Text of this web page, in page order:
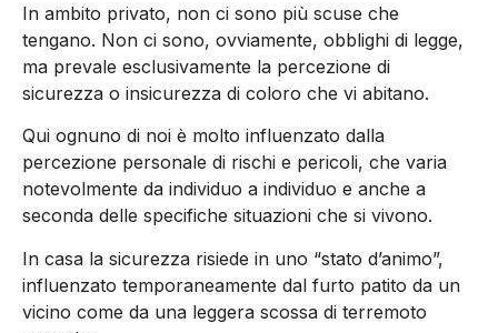
In ambito privato, non ci sono più scuse che
tengano. Non ci sono, ovviamente, obblighi di legge,
ma prevale esclusivamente la percezione di
sicurezza o insicurezza di coloro che vi abitano.
Qui ognuno di noi è molto influenzato dalla
percezione personale di rischi e pericoli, che varia
notevolmente da individuo a individuo e anche a
seconda delle specifiche situazioni che si vivono.
In casa la sicurezza risiede in uno “stato d’animo”,
influenzato temporaneamente dal furto patito da un
vicino come da una leggera scossa di terremoto